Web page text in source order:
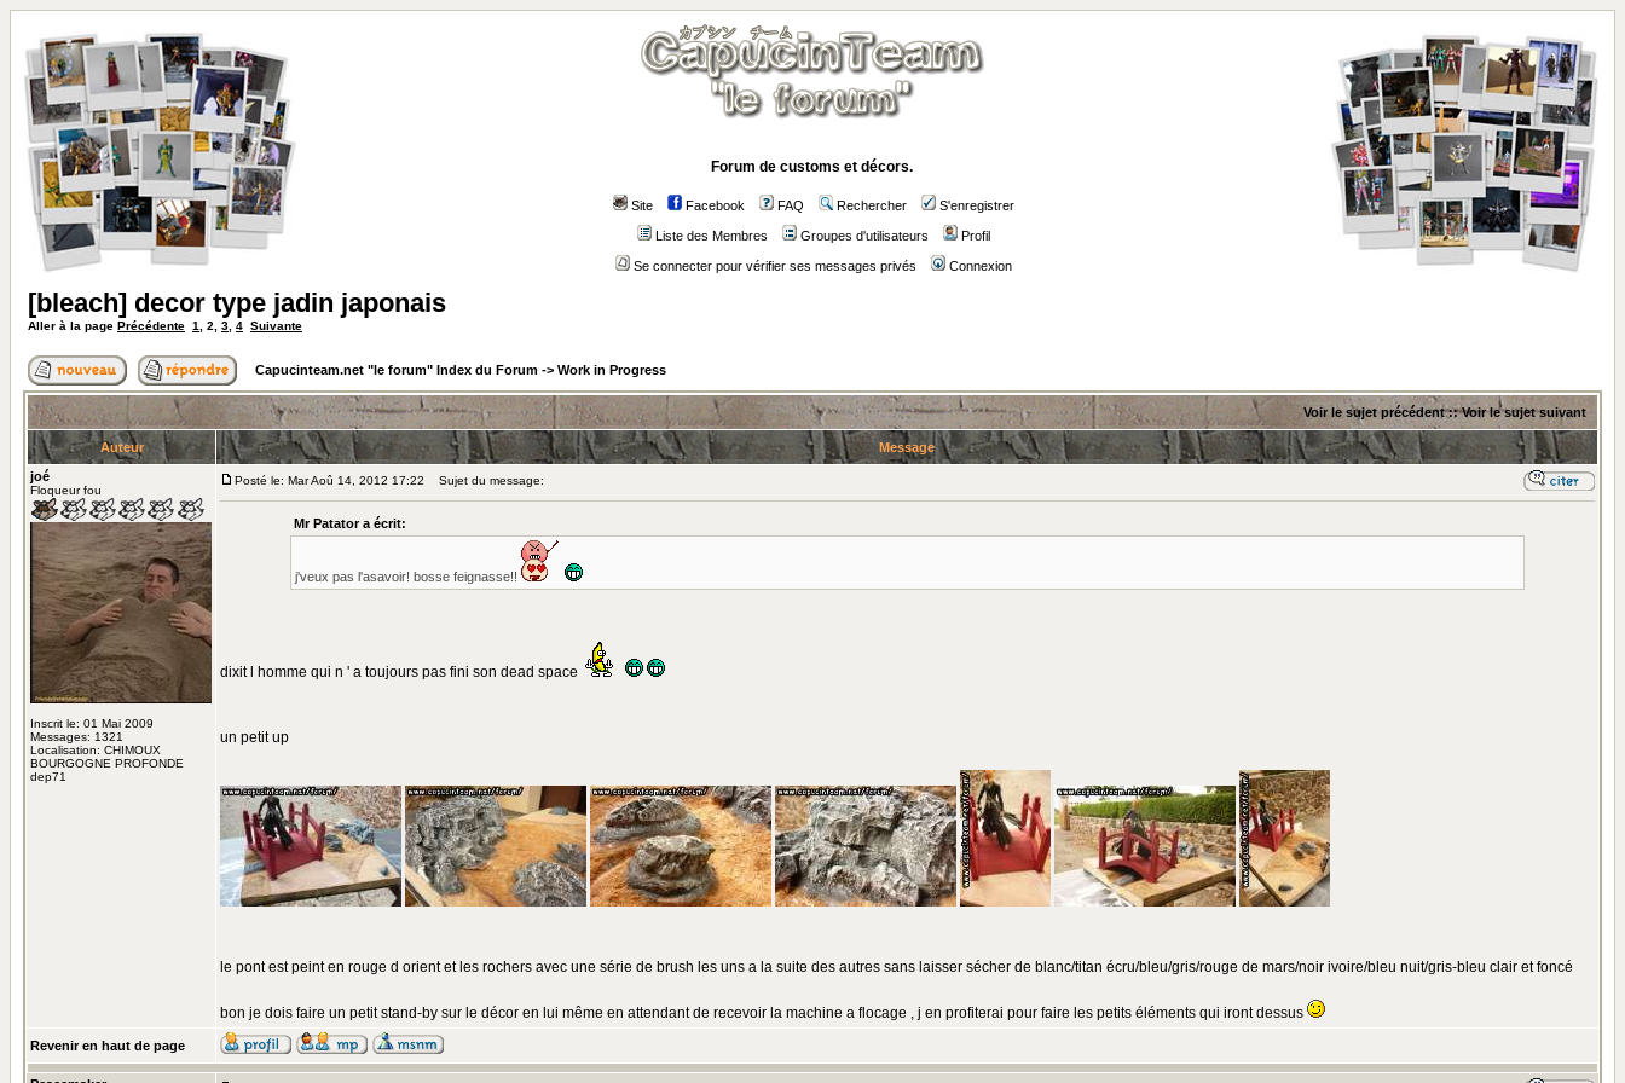
Forum de customs et décors.
Site Facebook FAQ Rechercher S'enregistrer
Liste des Membres Groupes d'utilisateurs Profil
Se connecter pour vérifier ses messages privés Connexion
[bleach] decor type jadin japonais
Aller à la page Précédente 1 2 3 4 Suivante
Capucinteam.net "le forum" Index du Forum -> Work in Progress
Voir le sujet précédent::Voir le sujet suivant
Auteur
Message
joé
Floqueur fou
Inscrit le: 01 Mai 2009
Messages: 1321
Localisation: CHIMOUX
BOURGOGNE PROFONDE
dep71
Posté le: Mar Aoû 14, 2012 17:22 Sujet du message:
Mr Patator a écrit:
j'veux pas l'asavoir! bosse feignasse!!
dixit l homme qui n ' a toujours pas fini son dead space
un petit up
le pont est peint en rouge d orient et les rochers avec une série de brush les uns a la suite des autres sans laisser sécher de blanc/titan écru/bleu/gris/rouge de mars/noir ivoire/bleu nuit/gris-bleu clair et foncé
bon je dois faire un petit stand-by sur le décor en lui même en attendant de recevoir la machine a flocage , j en profiterai pour faire les petits éléments qui iront dessus
Revenir en haut de page